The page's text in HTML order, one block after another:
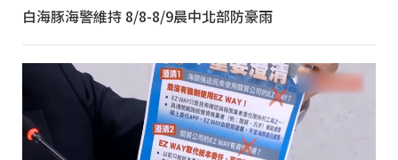
白海豚海警維持 8/8-8/9晨中北部防豪雨